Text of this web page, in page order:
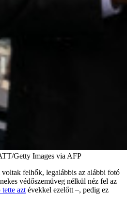
Getty Images via AFP
felhők, legalábbis az alábbi fotó
védőszemüveg nélkül néz fel az
azt évekkel ezelőtt –, pedig ez